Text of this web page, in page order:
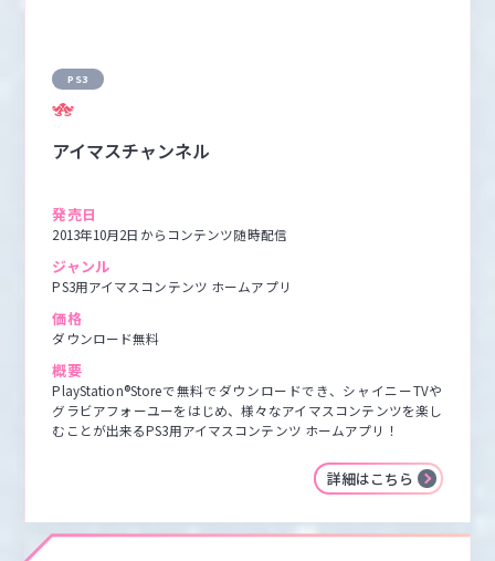
PS3
アイマスチャンネル
発売日
2013年10月2日からコンテンツ随時配信
ジャンル
PS3用アイマスコンテンツ ホームアプリ
価格
ダウンロード無料
概要
PlayStation®Storeで無料でダウンロードでき、シャイニーTVや
グラビアフォーユーをはじめ、様々なアイマスコンテンツを楽し
むことが出来るPS3用アイマスコンテンツ ホームアプリ！
詳細はこちら